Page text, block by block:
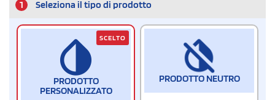
1 Seleziona il tipo di prodotto
PRODOTTO
PERSONALIZZATO
SCELTO
PRODOTTO NEUTRO